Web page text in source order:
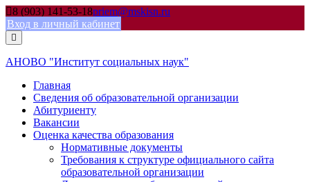
Skip
to
content
8 (903) 141-53-18priem@mskisn.ru
Вход в личный кабинет
АНОВО "Институт социальных наук"
Главная
Сведения об образовательной организации
Абитуриенту
Вакансии
Оценка качества образования
Нормативные документы
Требования к структуре официального сайта
образовательной организации